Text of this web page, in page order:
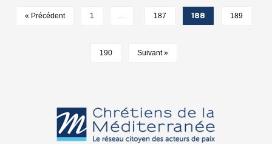
« Précédent 1 … 187 188 189
190 Suivant »